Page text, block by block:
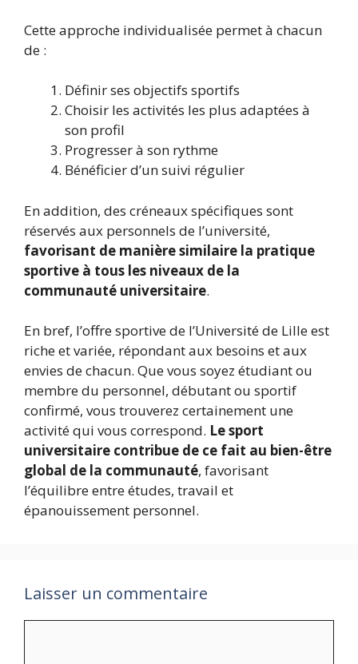
Cette approche individualisée permet à chacun
de :
Définir ses objectifs sportifs
Choisir les activités les plus adaptées à
son profil
Progresser à son rythme
Bénéficier d’un suivi régulier
En addition, des créneaux spécifiques sont
réservés aux personnels de l’université,
favorisant de manière similaire la pratique
sportive à tous les niveaux de la
communauté universitaire.
En bref, l’offre sportive de l’Université de Lille est
riche et variée, répondant aux besoins et aux
envies de chacun. Que vous soyez étudiant ou
membre du personnel, débutant ou sportif
confirmé, vous trouverez certainement une
activité qui vous correspond. Le sport
universitaire contribue de ce fait au bien-être
global de la communauté, favorisant
l’équilibre entre études, travail et
épanouissement personnel.
Laisser un commentaire